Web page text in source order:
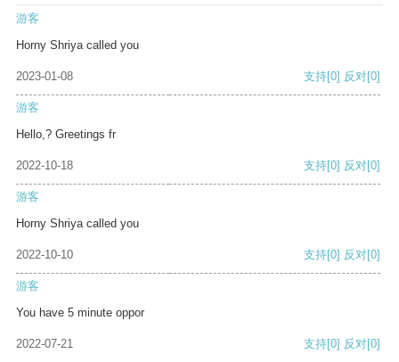
游客
Horny Shriya called you
2023-01-08 支持[0] 反对[0]
游客
Hello,? Greetings fr
2022-10-18 支持[0] 反对[0]
游客
Horny Shriya called you
2022-10-10 支持[0] 反对[0]
游客
You have 5 minute oppor
2022-07-21 支持[0] 反对[0]